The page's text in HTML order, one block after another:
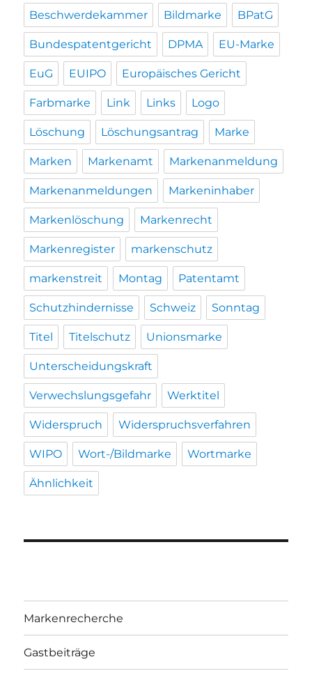
Beschwerdekammer Bildmarke BPatG
Bundespatentgericht DPMA EU-Marke
EuG EUIPO Europäisches Gericht
Farbmarke Link Links Logo
Löschung Löschungsantrag Marke
Marken Markenamt Markenanmeldung
Markenanmeldungen Markeninhaber
Markenlöschung Markenrecht
Markenregister markenschutz
markenstreit Montag Patentamt
Schutzhindernisse Schweiz Sonntag
Titel Titelschutz Unionsmarke
Unterscheidungskraft
Verwechslungsgefahr Werktitel
Widerspruch Widerspruchsverfahren
WIPO Wort-/Bildmarke Wortmarke
Ähnlichkeit
Markenrecherche
Gastbeiträge